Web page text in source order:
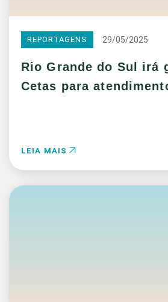
REPORTAGENS 29/05/2025
Rio Grande do Sul irá
Cetas para
LEIA MAIS